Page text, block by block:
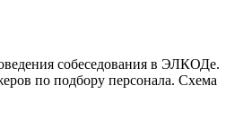
собеседования в ЭЛКОДе.
по подбору персонала. Схема